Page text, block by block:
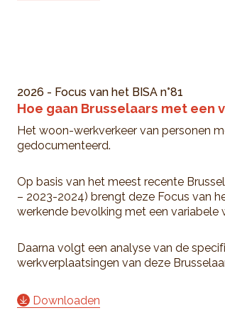
2026 - Focus van het BISA n°81
Hoe gaan Brusselaars met een
Het woon-werkverkeer van personen
gedocumenteerd.
Op basis van het meest recente
– 2023-2024) brengt deze Focus van
werkende bevolking met een variabele
Daarna volgt een analyse van de
werkverplaatsingen van deze
Downloaden